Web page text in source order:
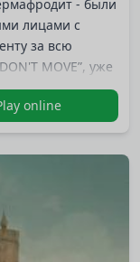
- были
лицами с
за всю
MOVE”, уже
который
(согласно
по новому
online